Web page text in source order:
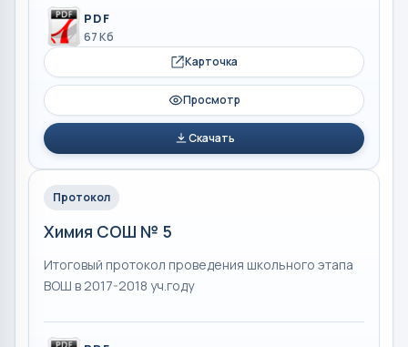
PDF
67 Кб
Карточка
Просмотр
Скачать
Протокол
Химия СОШ № 5
Итоговый протокол проведения школьного этапа
ВОШ в 2017-2018 уч.году